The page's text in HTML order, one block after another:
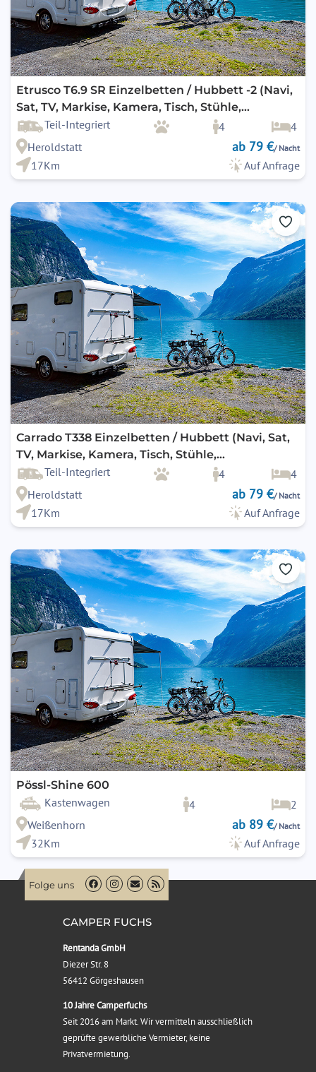
Etrusco T6.9 SR Einzelbetten / Hubbett -2 (Navi,
Sat, TV, Markise, Kamera, Tisch, Stühle,
Fahrradträger)
Teil-Integriert 4
4
Heroldstatt
ab 79 €/ Nacht
17Km Auf Anfrage
Carrado T338 Einzelbetten / Hubbett (Navi, Sat,
TV, Markise, Kamera, Tisch, Stühle,
Fahrradträger) .
Teil-Integriert 4
4
Heroldstatt
ab 79 €/ Nacht
17Km Auf Anfrage
Pössl-Shine 600
Kastenwagen 4
2
Weißenhorn
ab 89 €/ Nacht
32Km Auf Anfrage
Folge uns
CAMPER FUCHS
Rentanda GmbH
Diezer Str. 8
56412 Görgeshausen
10 Jahre Camperfuchs
Seit 2016 am Markt. Wir vermitteln ausschließlich
geprüfte gewerbliche Vermieter, keine
Privatvermietung.